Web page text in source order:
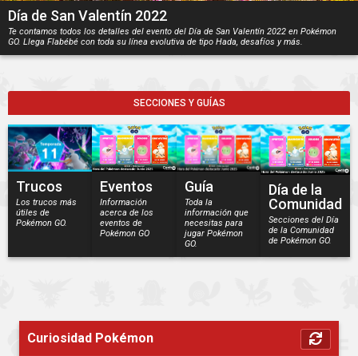
Día de San Valentín 2022
Te contamos todos los detalles del evento del Día de San Valentín 2022 en Pokémon
GO. Llega Flabébé con toda su línea evolutiva de tipo Hada, desafíos y más.
SECCIONES Y GUÍAS
Trucos
Los trucos más
útiles de
Pokémon GO.
Eventos
Información
acerca de los
eventos de
Pokémon GO
Guía
Toda la
información que
necesitas para
jugar Pokémon
GO.
Día de la
Comunidad
Secciones del Día
de la Comunidad
de Pokémon GO.
Curiosidad Pokémon